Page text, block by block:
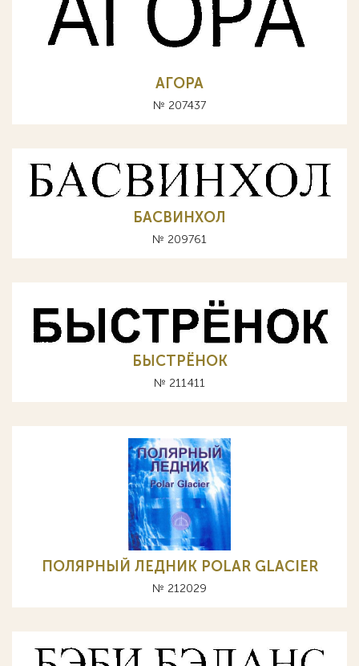
АГОРА
№ 207437
БАСВИНХОЛ
№ 209761
БЫСТРЁНОК
№ 211411
ПОЛЯРНЫЙ ЛЕДНИК POLAR GLACIER
№ 212029